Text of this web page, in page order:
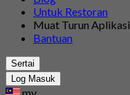
Untuk Restoran
Muat Turun Aplikasi
Bantuan
Sertai
Log Masuk